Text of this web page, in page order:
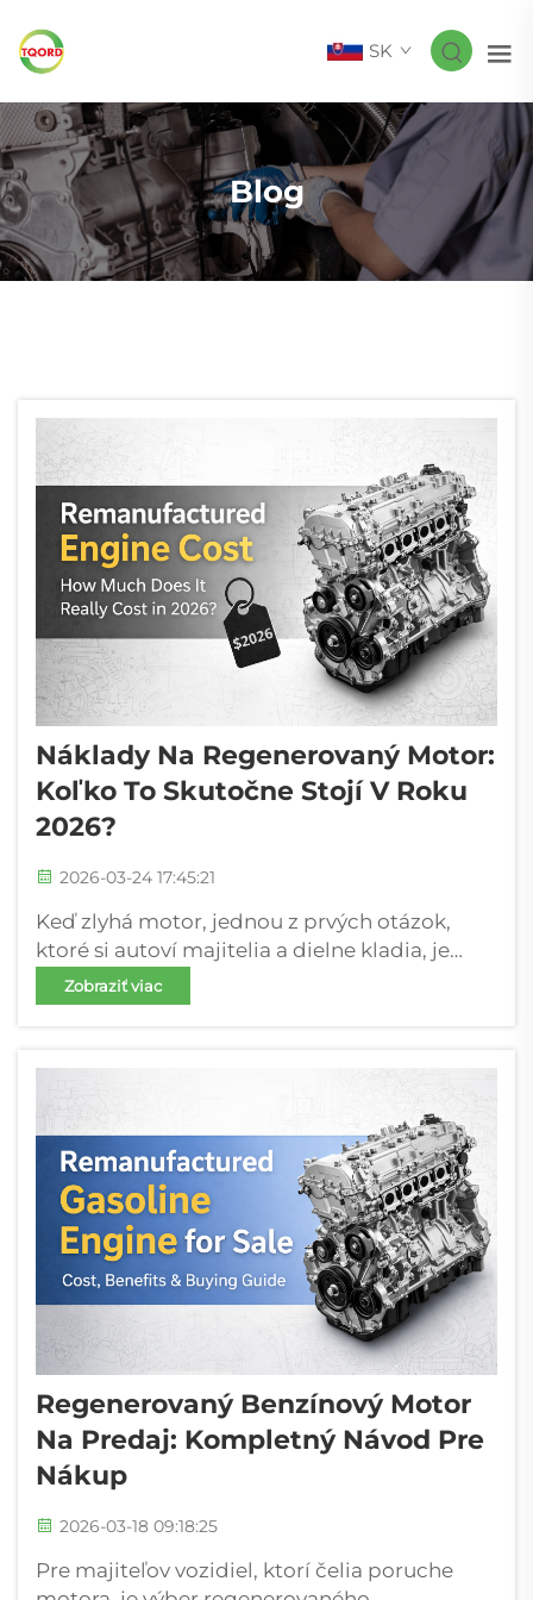
SK
Blog
Náklady Na Regenerovaný Motor:
Koľko To Skutočne Stojí V Roku
2026?
2026-03-24 17:45:21
Keď zlyhá motor, jednou z prvých otázok,
ktoré si autoví majitelia a dielne kladia, je
jednoduchá: koľko stojí regenerovaný motor?
V roku 2026 zostávajú regenerované motory
v porovnaní s opravou alebo výmenou...
Zobraziť viac
Regenerovaný Benzínový Motor
Na Predaj: Kompletný Návod Pre
Nákup
2026-03-18 09:18:25
Pre majiteľov vozidiel, ktorí čelia poruche